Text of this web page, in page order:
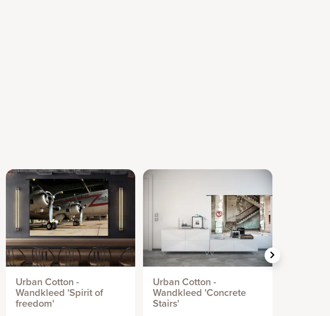
Urban Cotton -
Wandkleed 'Spirit of
freedom'
Urban Cotton -
Wandkleed 'Concrete
Stairs'